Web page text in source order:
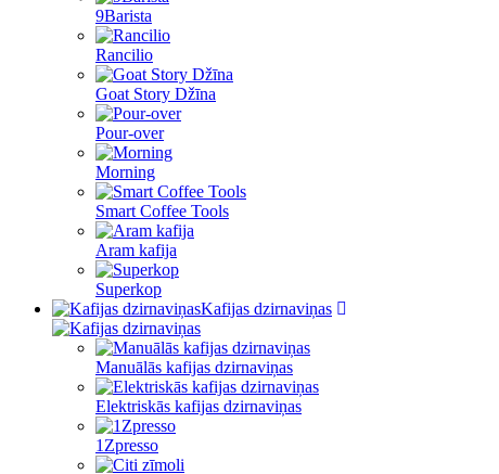
9Barista
Rancilio
Goat Story Džīna
Pour-over
Morning
Smart Coffee Tools
Aram kafija
Superkop
Kafijas dzirnaviņas
Manuālās kafijas dzirnaviņas
Elektriskās kafijas dzirnaviņas
1Zpresso